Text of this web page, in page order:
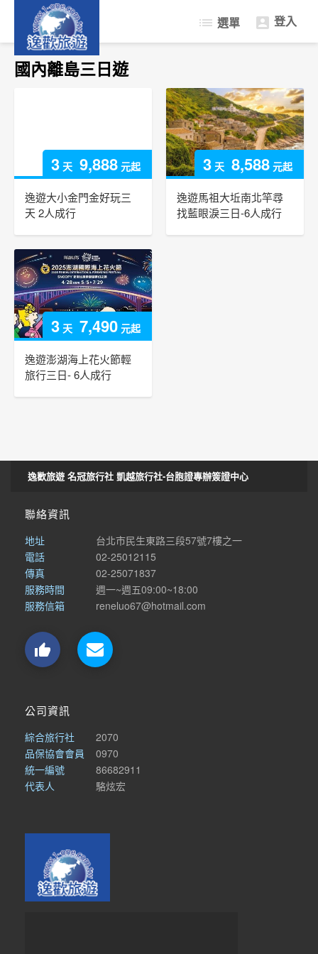
list 選單
限量促銷遊
日本樂遊遊
自由行機+酒
簽證中心
 登入
國內離島三日遊
3 天 9,888 元起
逸遊大小金門金好玩三
天 2人成行
3 天 8,588 元起
逸遊馬祖大坵南北竿尋
找藍眼淚三日-6人成行
3 天 7,490 元起
逸遊澎湖海上花火節輕
旅行三日- 6人成行
逸歡旅遊 名冠旅行社 凱越旅行社-台胞證專辦簽證中心
聯絡資訊
地址
台北市民生東路三段57號7樓之一
電話
02-25012115
傳真
02-25071837
服務時間
週一~週五09:00~18:00
服務信箱
reneluo67@hotmail.com

公司資訊
綜合旅行社
2070
品保協會會員
0970
統一編號
86682911
代表人
駱炫宏